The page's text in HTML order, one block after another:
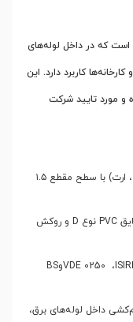
که در داخل لوله‌های
کارخانه‌ها کاربرد دارد. این
مورد تایید شرکت
سه رشته (فاز، نول، ارت) با سطح مقطع ۱.۵
PVC نوع D و روکش
، VDE 0250وBS
برای سیم‌کشی داخل لوله‌های برق،